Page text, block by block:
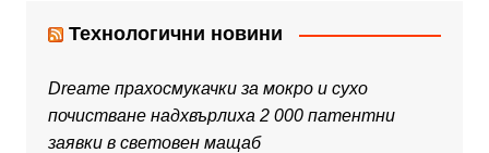
Технологични новини
Dreame прахосмукачки за мокро и сухо
почистване надхвърлиха 2 000 патентни
заявки в световен мащаб